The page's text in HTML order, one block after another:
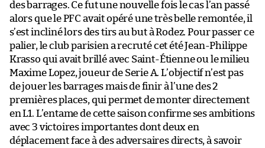
des barrages. Ce fut une nouvelle fois le cas l’an passé
alors que le PFC avait opéré une très belle remontée, il
s’est incliné lors des tirs au but à Rodez. Pour passer ce
palier, le club parisien a recruté cet été Jean-Philippe
Krasso qui avait brillé avec Saint-Étienne ou le milieu
Maxime Lopez, joueur de Serie A. L’objectif n’est pas
de jouer les barrages mais de finir à l’une des 2
premières places, qui permet de monter directement
en L1. L’entame de cette saison confirme ses ambitions
avec 3 victoires importantes dont deux en
déplacement face à des adversaires directs, à savoir